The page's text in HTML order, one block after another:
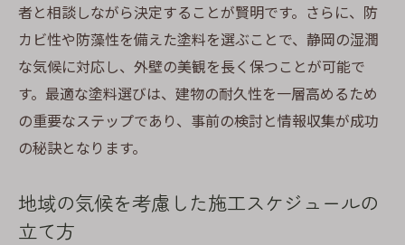
優良業者と一般業者の違い
実際の施工事例から判断する方法
資格や免許の確認が重要な理由
契約前に確認すべき費用の内訳
施工プランの柔軟性を評価する
施工前の確認事項で塗装の失敗を防ぐ方法
者と相談しながら決定することが賢明です。さらに、防
カビ性や防藻性を備えた塗料を選ぶことで、静岡の湿潤
な気候に対応し、外壁の美観を長く保つことが可能で
す。最適な塗料選びは、建物の耐久性を一層高めるため
の重要なステップであり、事前の検討と情報収集が成功
の秘訣となります。
地域の気候を考慮した施工スケジュールの
立て方